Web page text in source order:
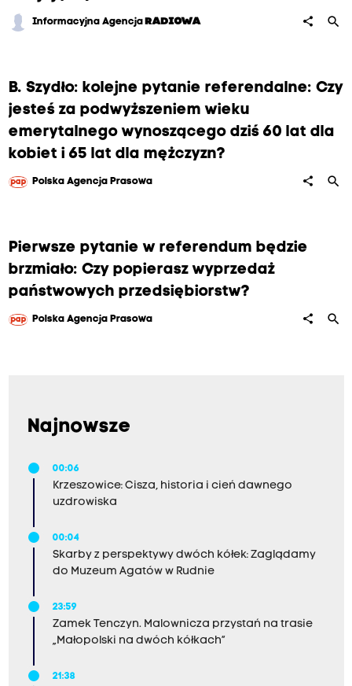
Informacyjna Agencja RADIOWA share search
B. Szydło: kolejne pytanie referendalne: Czy
jesteś za podwyższeniem wieku
emerytalnego wynoszącego dziś 60 lat dla
kobiet i 65 lat dla mężczyzn?
Polska Agencja Prasowa share search
Pierwsze pytanie w referendum będzie
brzmiało: Czy popierasz wyprzedaż
państwowych przedsiębiorstw?
Polska Agencja Prasowa share search
Najnowsze
00:06
Krzeszowice: Cisza, historia i cień dawnego
uzdrowiska
00:04
Skarby z perspektywy dwóch kółek: Zaglądamy
do Muzeum Agatów w Rudnie
23:59
Zamek Tenczyn. Malownicza przystań na trasie
„Małopolski na dwóch kółkach”
21:38